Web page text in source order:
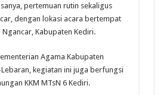
pertemuan rutin sekaligus
dengan lokasi acara bertempat
Kabupaten Kediri.
Agama Kabupaten
Lebaran, kegiatan ini juga berfungsi
KKM MTsN 6 Kediri.